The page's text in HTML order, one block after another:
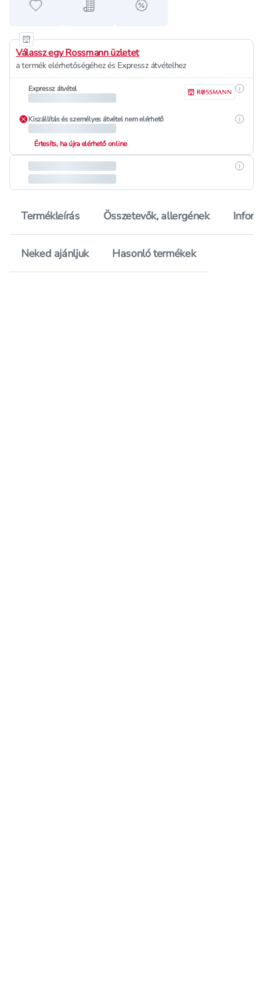
Hozzáadás a kedvencekhez
Hozzáadás a bevásárló listához
alert when on sale
Válassz egy Rossmann üzletet
a termék elérhetőségéhez és Expressz átvételhez
Expressz átvétel
Kiszállítás és személyes átvétel nem elérhető
Értesíts, ha újra elérhető online
Termékleírás Összetevők, allergének
Neked ajánljuk Hasonló termékek